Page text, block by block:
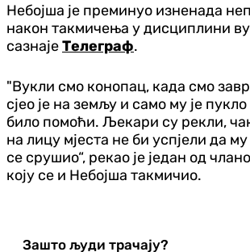
Небојша је преминуо изненада
након такмичења у дисциплини
сазнајеТелеграф.
"Вукли смо конопац, када смо
сјео је на земљу и само му је
било помоћи. Љекари су рекли,
на лицу мјеста не би успјели да
се срушио“, рекао је један од
коју се и Небојша такмичио.
Зашто људи трачају?